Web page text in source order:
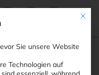
Mit
Sie unsere Website
Technologien auf